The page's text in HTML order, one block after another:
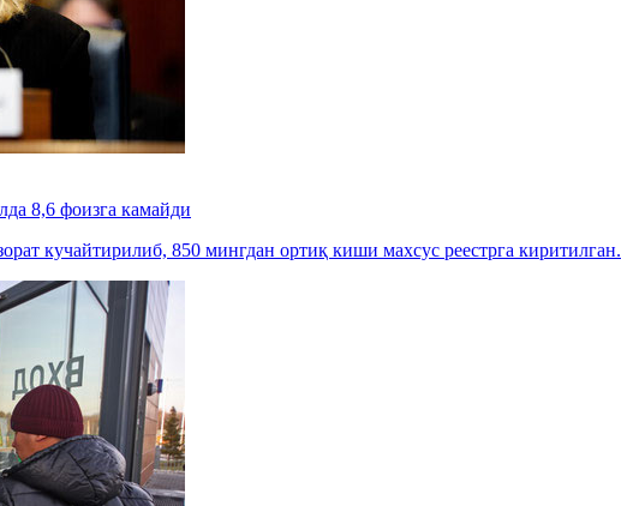
8,6 фоизга камайди
кучайтирилиб, 850 мингдан ортиқ киши махсус реестрга киритилган.